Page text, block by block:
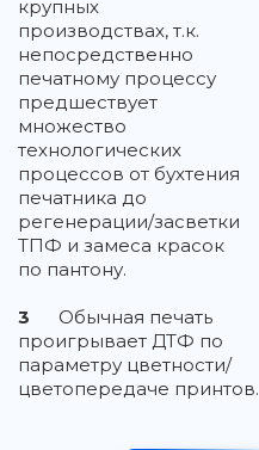
крупных
производствах, т.к.
непосредственно
печатному процессу
предшествует
множество
технологических
процессов от бухтения
печатника до
регенерации/засветки
ТПФ и замеса красок
по пантону.
3
Обычная печать
проигрывает ДТФ по
параметру цветности/
цветопередаче принтов.